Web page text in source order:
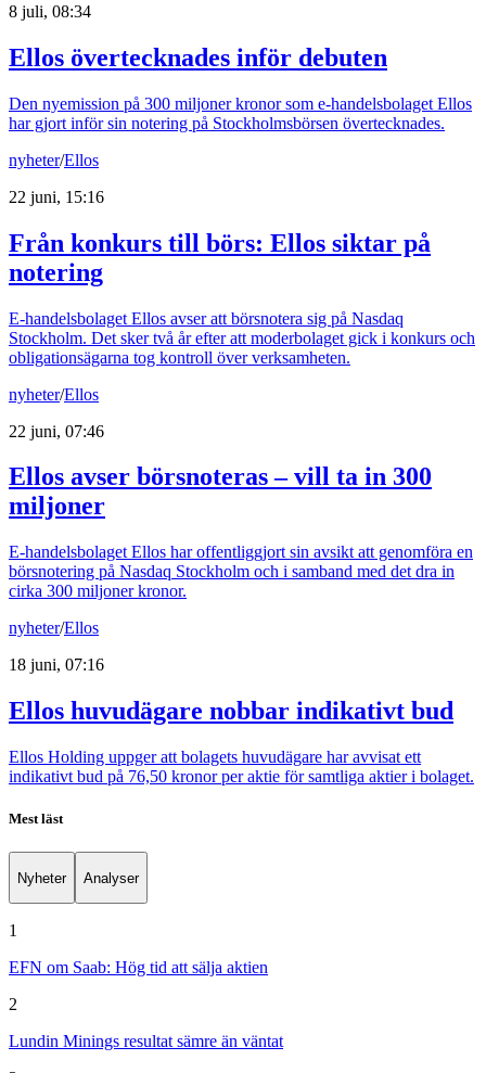
8 juli, 08:34
Ellos övertecknades inför debuten
Den nyemission på 300 miljoner kronor som e-handelsbolaget Ellos
har gjort inför sin notering på Stockholmsbörsen övertecknades.
nyheter/Ellos
22 juni, 15:16
Från konkurs till börs: Ellos siktar på
notering
E-handelsbolaget Ellos avser att börsnotera sig på Nasdaq
Stockholm. Det sker två år efter att moderbolaget gick i konkurs och
obligationsägarna tog kontroll över verksamheten.
nyheter/Ellos
22 juni, 07:46
Ellos avser börsnoteras – vill ta in 300
miljoner
E-handelsbolaget Ellos har offentliggjort sin avsikt att genomföra en
börsnotering på Nasdaq Stockholm och i samband med det dra in
cirka 300 miljoner kronor.
nyheter/Ellos
18 juni, 07:16
Ellos huvudägare nobbar indikativt bud
Ellos Holding uppger att bolagets huvudägare har avvisat ett
indikativt bud på 76,50 kronor per aktie för samtliga aktier i bolaget.
Mest läst
Nyheter Analyser
1
EFN om Saab: Hög tid att sälja aktien
2
Lundin Minings resultat sämre än väntat